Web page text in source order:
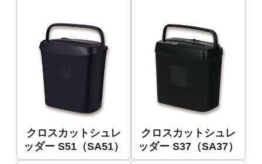
クロスカットシュレ
ッダー S51（SA51）
クロスカットシュレ
ッダー S37（SA37）